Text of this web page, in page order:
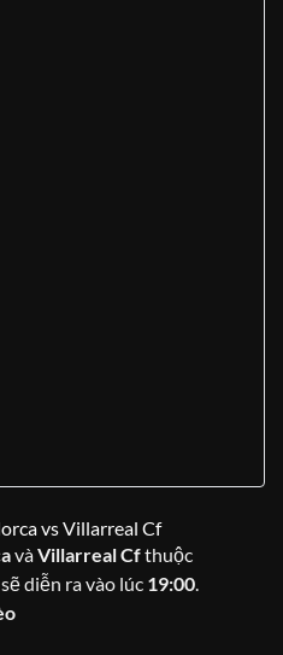
vs Villarreal Cf
vàVillarreal Cfthuộc
sẽ diễn ra vào lúc 19:00.